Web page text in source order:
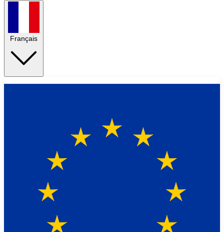
Français